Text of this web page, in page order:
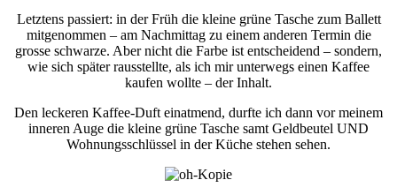
Letztens passiert: in der Früh die kleine grüne Tasche zum Ballett
mitgenommen – am Nachmittag zu einem anderen Termin die
grosse schwarze. Aber nicht die Farbe ist entscheidend – sondern,
wie sich später rausstellte, als ich mir unterwegs einen Kaffee
kaufen wollte – der Inhalt.
Den leckeren Kaffee-Duft einatmend, durfte ich dann vor meinem
inneren Auge die kleine grüne Tasche samt Geldbeutel UND
Wohnungsschlüssel in der Küche stehen sehen.